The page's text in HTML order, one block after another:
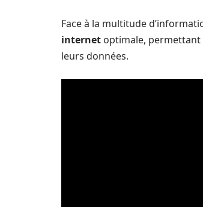
Face à la multitude
internet optimale, permettant
leurs données.